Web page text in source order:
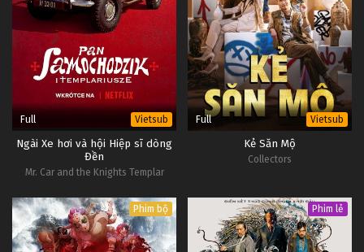
Full Vietsub
Ngài Xe hơi và hội Hiệp sĩ dòng
Đền
Mr. Car and the Knights Templar
Full Vietsub
Kẻ Săn Mộ
Collectors
Phim bộ Phim lẻ